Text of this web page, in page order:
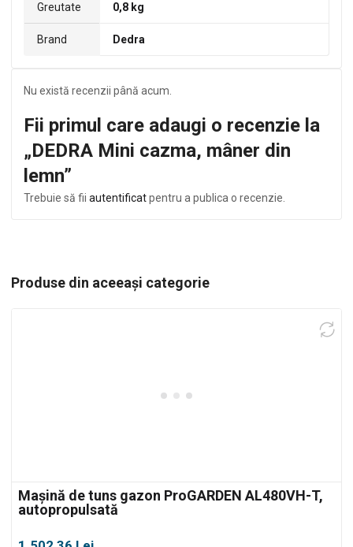
Greutate 0,8 kg
Brand Dedra
Nu există recenzii până acum.
Fii primul care adaugi o recenzie la
„DEDRA Mini cazma, mâner din
lemn”
Trebuie să fii autentificatpentru a publica o recenzie.
Produse din aceeași categorie
Mașină de tuns gazon ProGARDEN AL480VH-T,
autopropulsată